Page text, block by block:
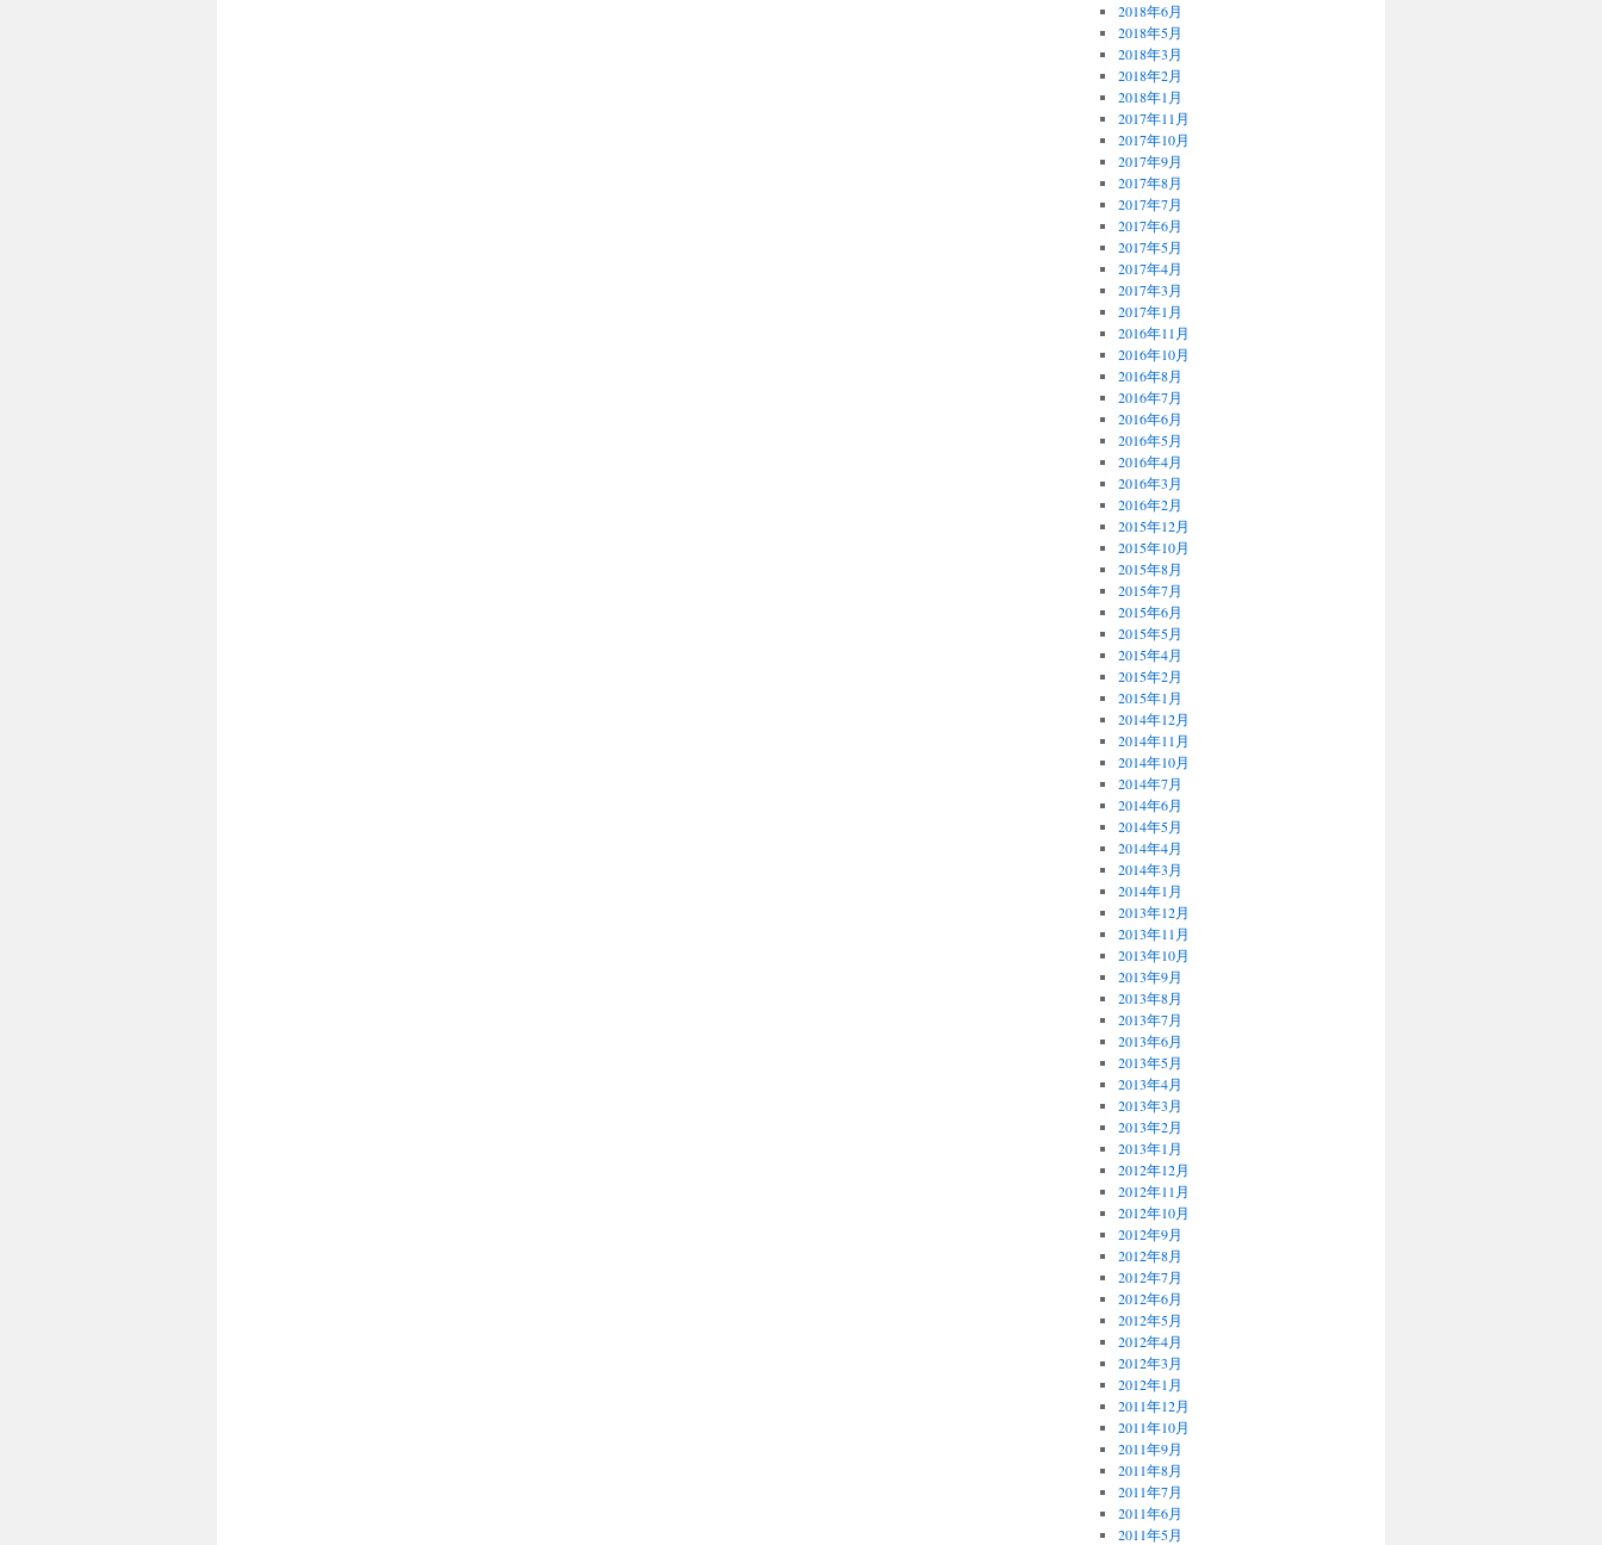
2018年6月
2018年5月
2018年3月
2018年2月
2018年1月
2017年11月
2017年10月
2017年9月
2017年8月
2017年7月
2017年6月
2017年5月
2017年4月
2017年3月
2017年1月
2016年11月
2016年10月
2016年8月
2016年7月
2016年6月
2016年5月
2016年4月
2016年3月
2016年2月
2015年12月
2015年10月
2015年8月
2015年7月
2015年6月
2015年5月
2015年4月
2015年2月
2015年1月
2014年12月
2014年11月
2014年10月
2014年7月
2014年6月
2014年5月
2014年4月
2014年3月
2014年1月
2013年12月
2013年11月
2013年10月
2013年9月
2013年8月
2013年7月
2013年6月
2013年5月
2013年4月
2013年3月
2013年2月
2013年1月
2012年12月
2012年11月
2012年10月
2012年9月
2012年8月
2012年7月
2012年6月
2012年5月
2012年4月
2012年3月
2012年1月
2011年12月
2011年10月
2011年9月
2011年8月
2011年7月
2011年6月
2011年5月